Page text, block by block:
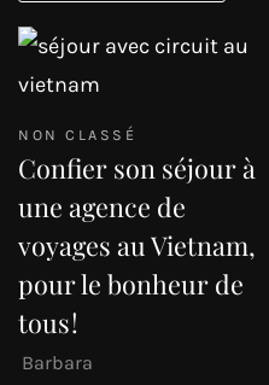
NON CLASSÉ
Confier son séjour à
une agence de
voyages au Vietnam,
pour le bonheur de
tous !
Barbara